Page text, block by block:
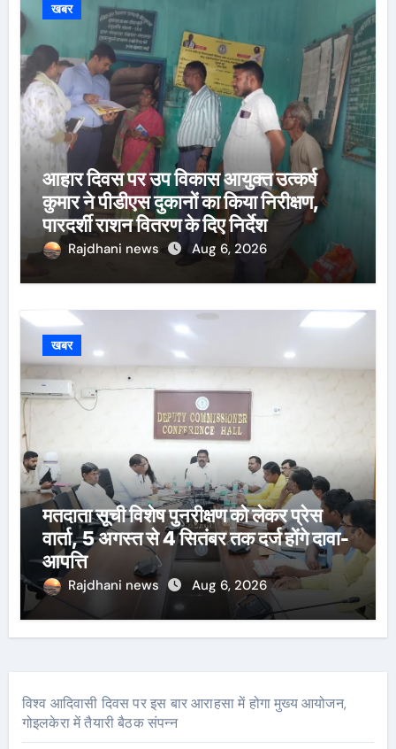
खबर
आहार दिवस पर उप विकास आयुक्त उत्कर्ष
कुमार ने पीडीएस दुकानों का किया निरीक्षण,
पारदर्शी राशन वितरण के दिए निर्देश
Rajdhani news Aug 6, 2026
खबर
मतदाता सूची विशेष पुनरीक्षण को लेकर प्रेस
वार्ता, 5 अगस्त से 4 सितंबर तक दर्ज होंगे दावा-
आपत्ति
Rajdhani news Aug 6, 2026
विश्व आदिवासी दिवस पर इस बार आराहसा में होगा मुख्य आयोजन,
गोइलकेरा में तैयारी बैठक संपन्न